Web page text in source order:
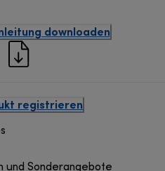
downloaden
registrieren
und Sonderangebote